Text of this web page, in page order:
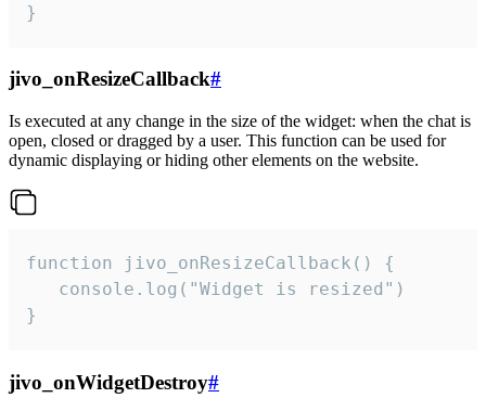
}
jivo_onResizeCallback#
Is executed at any change in the size of the widget: when the chat is
open, closed or dragged by a user. This function can be used for
dynamic displaying or hiding other elements on the website.
function jivo_onResizeCallback() {
   console.log("Widget is resized")
}
jivo_onWidgetDestroy#